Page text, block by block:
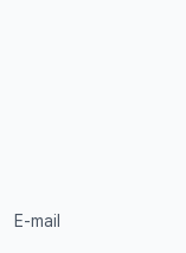
E-mail